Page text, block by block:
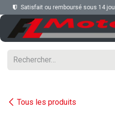
Se rendre au contenu
Satisfait ou remboursé sous 14 jours
Tous les produits